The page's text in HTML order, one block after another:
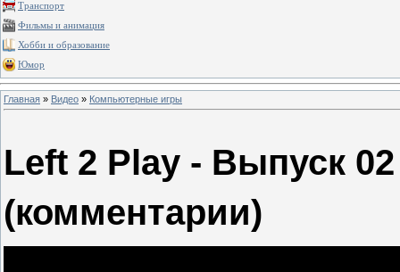
Транспорт
Фильмы и анимация
Хобби и образование
Юмор
Главная » Видео » Компьютерные игры
Left 2 Play - Выпуск
(комментарии)